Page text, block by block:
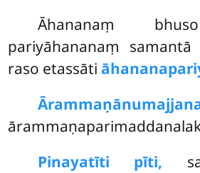
Āhananaṃ
pariyāhananaṃ
raso etassāti
Pinayatīti pīti,